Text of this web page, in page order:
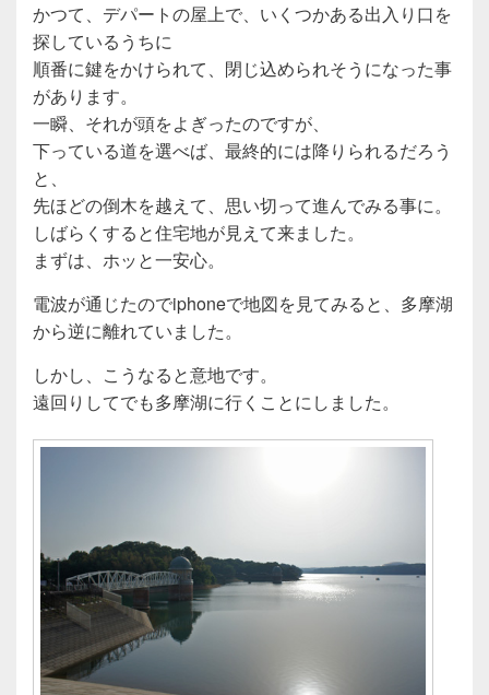
かつて、デパートの屋上で、いくつかある出入り口を
探しているうちに
順番に鍵をかけられて、閉じ込められそうになった事
があります。
一瞬、それが頭をよぎったのですが、
下っている道を選べば、最終的には降りられるだろう
と、
先ほどの倒木を越えて、思い切って進んでみる事に。
しばらくすると住宅地が見えて来ました。
まずは、ホッと一安心。
電波が通じたのでiphoneで地図を見てみると、多摩湖
から逆に離れていました。
しかし、こうなると意地です。
遠回りしてでも多摩湖に行くことにしました。